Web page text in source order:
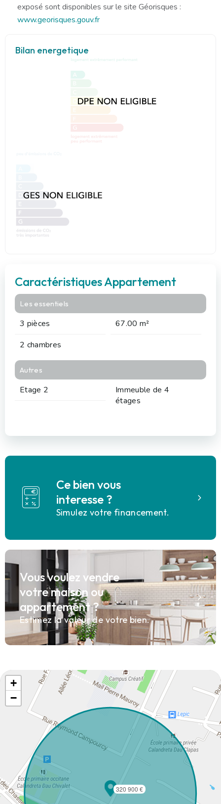
exposé sont disponibles sur le site Géorisques :
www.georisques.gouv.fr
Bilan energetique
Caractéristiques Appartement
Les essentiels
3 pièces
67.00 m²
2 chambres
Autres
Etage 2
Immeuble de 4
étages
Ce bien vous
interesse ?
Simulez votre financement.
Vous voulez vendre
votre maison ou
appartement ?
Estimez la valeur de votre bien.
320 900 €
+
−